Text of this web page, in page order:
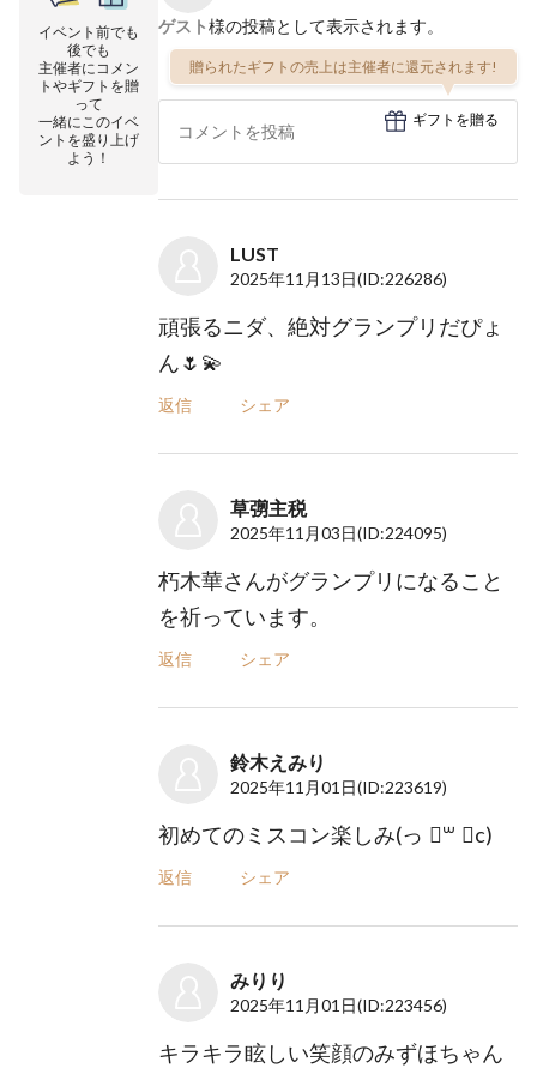
イベント前でも
後でも
主催者にコメン
トやギフトを贈
って
一緒にこのイベ
ントを盛り上げ
よう！
ゲスト様の投稿として表示されます。
贈られたギフトの売上は主催者に還元されます!
ギフトを贈る
LUST
2025年11月13日(ID:226286)
頑張るニダ、絶対グランプリだぴょ
ん🌷💫
返信 シェア
草彅主税
2025年11月03日(ID:224095)
朽木華さんがグランプリになること
を祈っています。
返信 シェア
鈴木えみり
2025年11月01日(ID:223619)
初めてのミスコン楽しみ(っ ॑꒳ ॑c)
返信 シェア
みりり
2025年11月01日(ID:223456)
キラキラ眩しい笑顔のみずほちゃん